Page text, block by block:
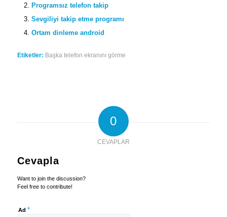
Programsız telefon takip
Sevgiliyi takip etme programı
Ortam dinleme android
Etiketler: Başka telefon ekranını görme
0
CEVAPLAR
Cevapla
Want to join the discussion?
Feel free to contribute!
Ad *